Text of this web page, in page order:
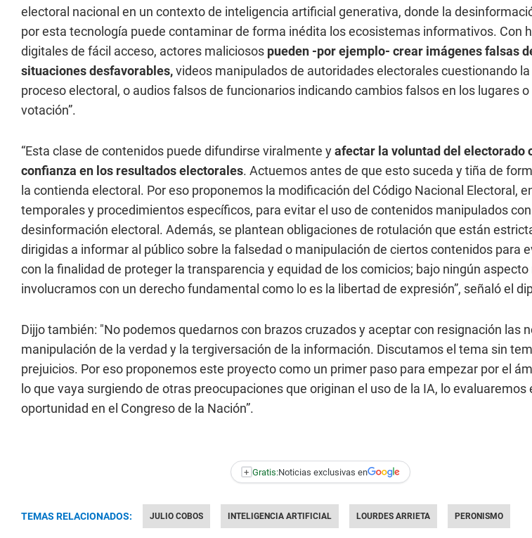
electoral nacional en un contexto de inteligencia artificial generativa, donde la
por esta tecnología puede contaminar de forma inédita los ecosistemas informativos. Con
digitales de fácil acceso, actores maliciosos pueden -por ejemplo- crear imágenes falsas
situaciones desfavorables,videos manipulados de autoridades electorales cuestionando la
proceso electoral, o audios falsos de funcionarios indicando cambios falsos en los lugares
votación”.
“Esta clase de contenidos puede difundirse viralmente yafectar la voluntad del electorado
confianza en los resultados electorales. Actuemos antes de que esto suceda y tiña de
la contienda electoral. Por eso proponemos la modificación del Código Nacional Electoral,
temporales y procedimientos específicos, para evitar el uso de contenidos manipulados
desinformación electoral. Además, se plantean obligaciones de rotulación que están
dirigidas a informar al público sobre la falsedad o manipulación de ciertos contenidos para
con la finalidad de proteger la transparencia y equidad de los comicios; bajo ningún aspecto
involucramos con un derecho fundamental como lo es la libertad de expresión”, señaló el
Dijjo también: "No podemos quedarnos con brazos cruzados y aceptar con resignación las
manipulación de la verdad y la tergiversación de la información. Discutamos el tema sin
prejuicios. Por eso proponemos este proyecto como un primer paso para empezar por el
lo que vaya surgiendo de otras preocupaciones que originan el uso de la IA, lo evaluaremos
oportunidad en el Congreso de la Nación”.
+ Gratis:Noticias exclusivas en
TEMAS RELACIONADOS: JULIO COBOS INTELIGENCIA ARTIFICIAL LOURDES ARRIETA PERONISMO